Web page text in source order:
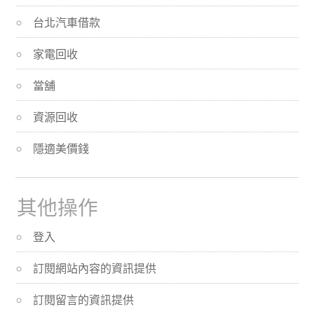
台北汽車借款
家電回收
當舖
資源回收
隱適美價錢
其他操作
登入
訂閱網站內容的資訊提供
訂閱留言的資訊提供